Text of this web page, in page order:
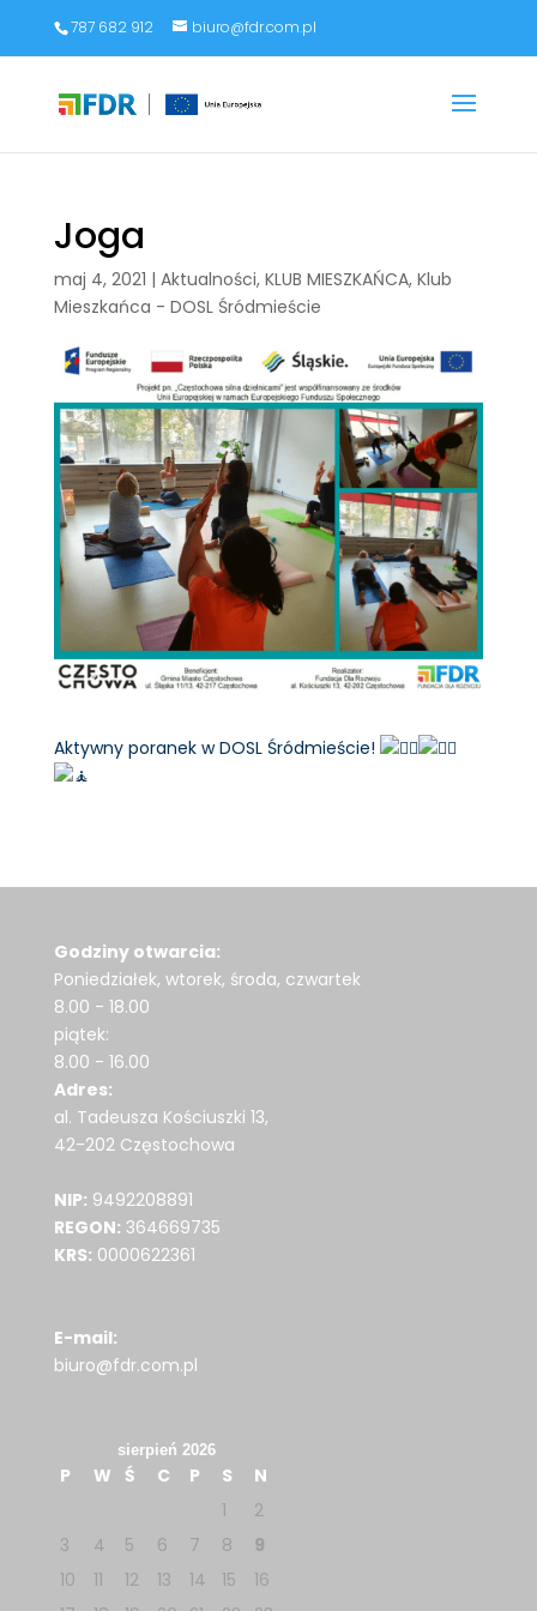
787 682 912 biuro@fdr.com.pl
Joga
maj 4, 2021 | Aktualności, KLUB MIESZKAŃCA, Klub
Mieszkańca - DOSL Śródmieście
Aktywny poranek w DOSL Śródmieście!
Godziny otwarcia:
Poniedziałek, wtorek, środa, czwartek
8.00 - 18.00
piątek:
8.00 - 16.00
Adres:
al. Tadeusza Kościuszki 13,
42-202 Częstochowa
NIP: 9492208891
REGON: 364669735
KRS: 0000622361
E-mail:
biuro@fdr.com.pl
sierpień 2026
P W Ś C P S
N
1
2
3
4 5 6 7 8
9
10
11 12 13 14 15
16